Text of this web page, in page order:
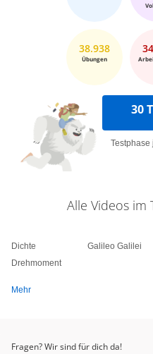
38.938
Übungen
30
Alle Videos im
Dichte
Drehmoment
Galileo Galilei
Mehr
Fragen? Wir sind für dich da!